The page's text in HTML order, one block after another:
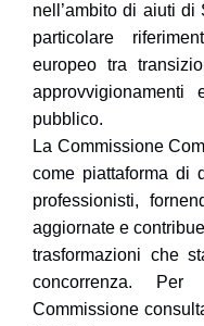
nell’ambito di aiuti di
particolare
europeo tra
pubblico.
La Commissione
come piattaforma di
professionisti,
aggiornate e
trasformazioni che
concorrenza. Per
Commissione